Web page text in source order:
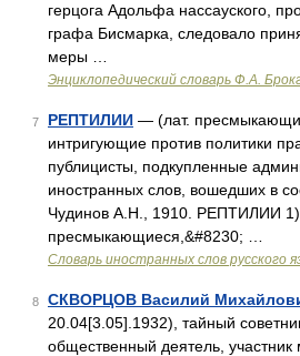
герцога Адольфа нассауского,
графа Бисмарка, следовало
меры …
Энциклопедический словарь Ф.А.
7 РЕПТИЛИИ — (лат.
интригующие против политики
публицисты, подкупленные
иностранных слов, вошедших в
Чудинов А.Н., 1910. РЕПТИЛИИ 1)
пресмыкающиеся,&#8230; …
Словарь иностранных слов русского
8 СКВОРЦОВ Василий
20.04[3.05].1932), тайный
общественный деятель, участник